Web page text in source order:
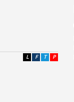
P
T
F
L